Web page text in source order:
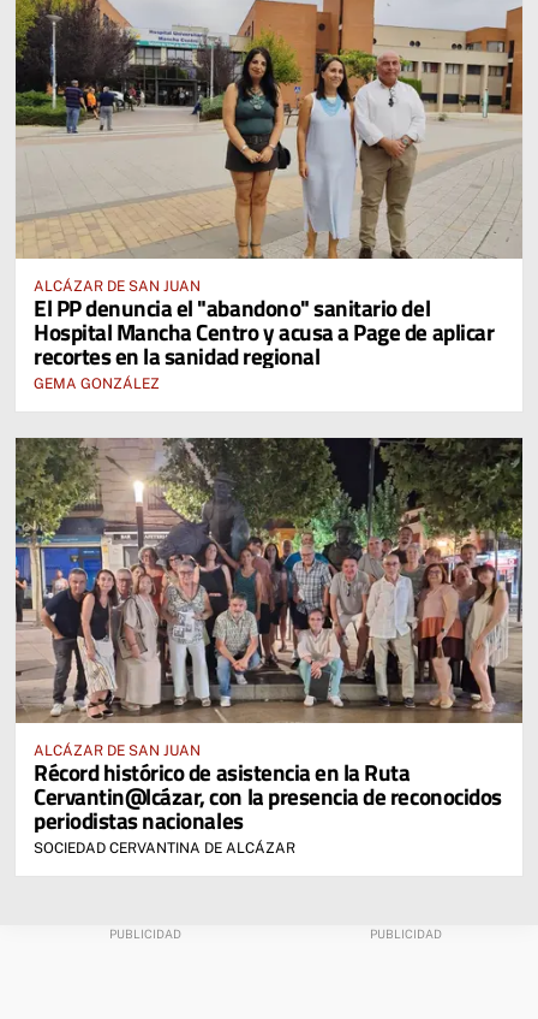
ALCÁZAR DE SAN JUAN
El PP denuncia el "abandono" sanitario del
Hospital Mancha Centro y acusa a Page de aplicar
recortes en la sanidad regional
GEMA GONZÁLEZ
ALCÁZAR DE SAN JUAN
Récord histórico de asistencia en la Ruta
Cervantin@lcázar, con la presencia de reconocidos
periodistas nacionales
SOCIEDAD CERVANTINA DE ALCÁZAR